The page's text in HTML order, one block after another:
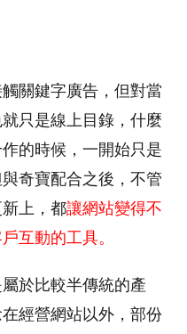
關鍵字廣告，但對當
只是線上目錄，什麼
的時候，一開始只是
奇寶配合之後，不管
上，都讓網站變得不
互動的工具。
於比較半傳統的產
經營網站以外，部份